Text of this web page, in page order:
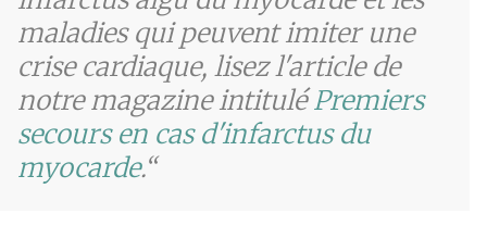
maladies qui peuvent imiter une
crise cardiaque, lisez l'article de
notre magazine intituléPremiers
secours en cas d'infarctus du
myocarde.